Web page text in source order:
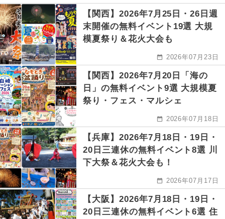
【関西】2026年7月25日・26日週
末開催の無料イベント19選 大規
模夏祭り＆花火大会も
2026年07月23日
【関西】2026年7月20日「海の
日」の無料イベント9選 大規模夏
祭り・フェス・マルシェ
2026年07月18日
【兵庫】2026年7月18日・19日・
20日三連休の無料イベント8選 川
下大祭＆花火大会も！
2026年07月17日
【大阪】2026年7月18日・19日・
20日三連休の無料イベント6選 住